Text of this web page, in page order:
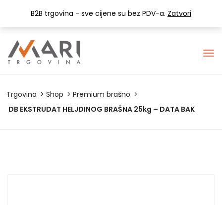
B2B trgovina - sve cijene su bez PDV-a. Zatvori
+385 (0) 1 3441-053
info@mari-trgovina.hr
Trgovina Shop
Premium brašno
DB EKSTRUDAT HELJDINOG BRAŠNA 25kg – DATA BAK